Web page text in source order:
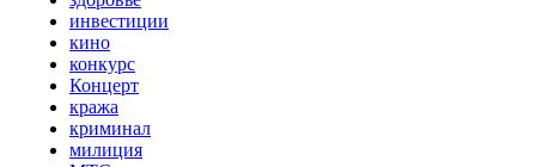
инвестиции
кино
конкурс
Концерт
кража
криминал
милиция